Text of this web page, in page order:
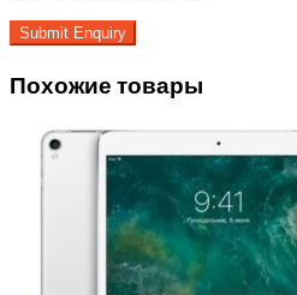
Похожие товары